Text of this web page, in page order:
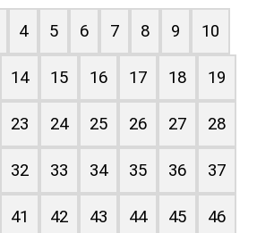
4 5 6 7 8 9 10
14 15 16 17 18 19
23 24 25 26 27 28
32 33 34 35 36 37
41 42 43 44 45 46